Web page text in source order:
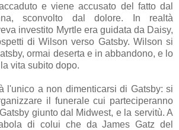
e viene accusato del fatto dal
sconvolto dal dolore. In realtà
investito Myrtle era guidata da Daisy,
di Wilson verso Gatsby. Wilson si
ormai deserta e in abbandono, e lo
vita subito dopo.
l'unico a non dimenticarsi di Gatsby: si
il funerale cui parteciperanno
giunto dal Midwest, e la servitù. A
di colui che da James Gatz del